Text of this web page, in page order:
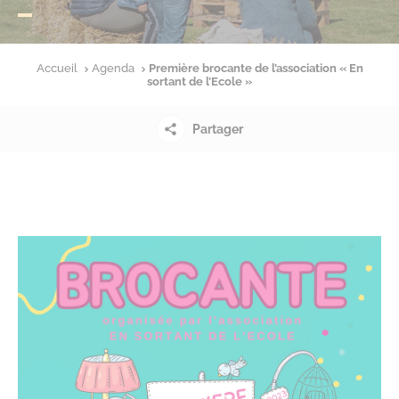
Accueil Agenda
Première brocante de l’association « En
sortant de l’Ecole »
Partager